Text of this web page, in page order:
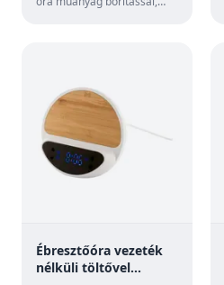
Ébresztőóra vezeték
nélküli töltővel